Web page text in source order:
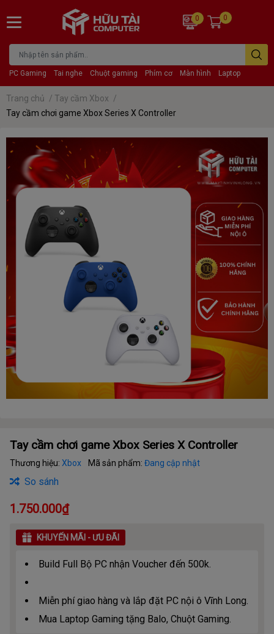
PC Gaming Tai nghe Chuột gaming Phím cơ Màn hình Laptop
0 0
Trang chủ / Tay cầm Xbox /
Tay cầm chơi game Xbox Series X Controller
Tay cầm chơi game Xbox Series X Controller
Thương hiệu: Xbox Mã sản phẩm: Đang cập nhật
So sánh
1.750.000₫
KHUYẾN MÃI - ƯU ĐÃI
Build Full Bộ PC nhận Voucher đến 500k.
Miễn phí giao hàng và lắp đặt PC nội ô Vĩnh Long.
Mua Laptop Gaming tặng Balo, Chuột Gaming.